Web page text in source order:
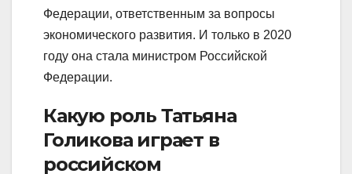
Федерации, ответственным за вопросы
экономического развития. И только в 2020
году она стала министром Российской
Федерации.
Какую роль Татьяна
Голикова играет в
российском